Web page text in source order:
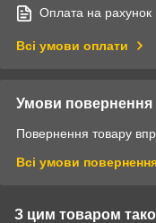
Оплата на рахунок
Всі умови оплати
Умови повернення
Повернення товару
Всі умови
З цим товаром